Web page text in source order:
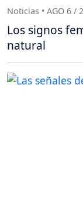
Noticias • AGO 6 /
Los signos
natural